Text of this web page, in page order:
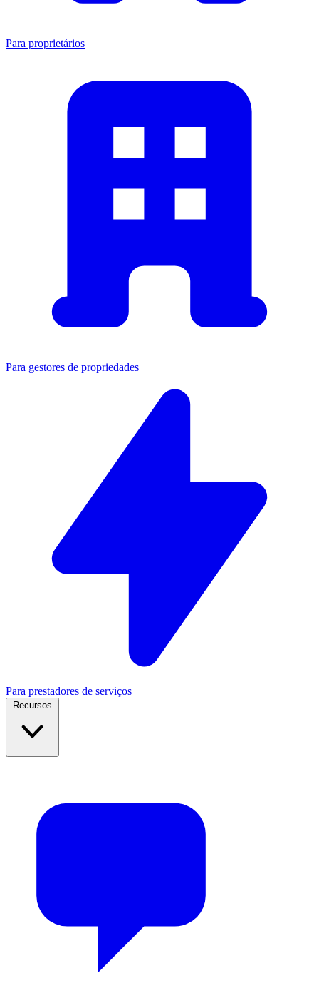
Para proprietários
Para gestores de propriedades
Para prestadores de serviços